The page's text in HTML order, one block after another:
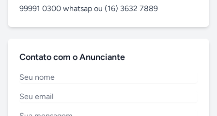
99991 0300 whatsap ou (16) 3632 7889
Contato com o Anunciante